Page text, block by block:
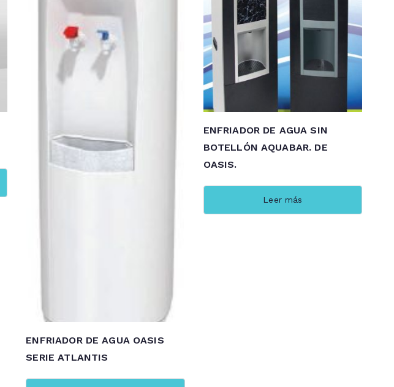
ENFRIADOR DE AGUA OASIS
SERIE ATLANTIS
ENFRIADOR DE AGUA SIN
BOTELLÓN AQUABAR. DE
OASIS.
Leer más